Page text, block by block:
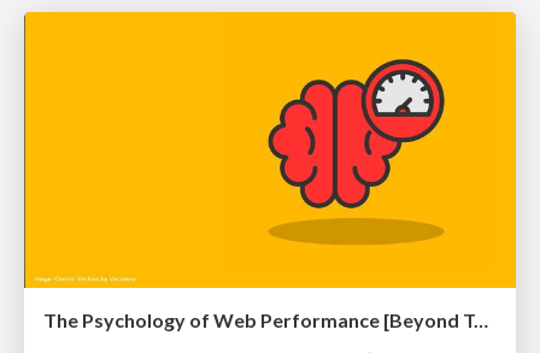
The Psychology of Web Performance [Beyond Tellerrand 2023]